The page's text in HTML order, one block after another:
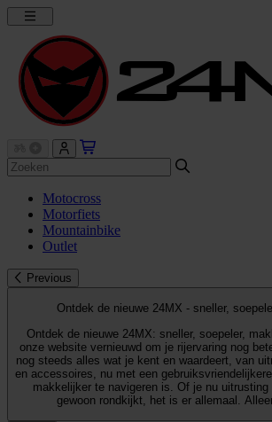
Motocross
Motorfiets
Mountainbike
Outlet
Previous
Ontdek de nieuwe 24MX - sneller,
Ontdek de nieuwe 24MX: sneller, soepeler, makkelijker.
onze website vernieuwd om je rijervaring nog
nog steeds alles wat je kent en waardeert, van
en accessoires, nu met een
makkelijker te navigeren is. Of je nu uitrusting
gewoon rondkijkt, het is er allemaal.